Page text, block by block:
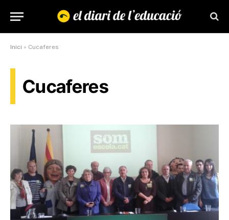
Inici » Cucaferes
Cucaferes